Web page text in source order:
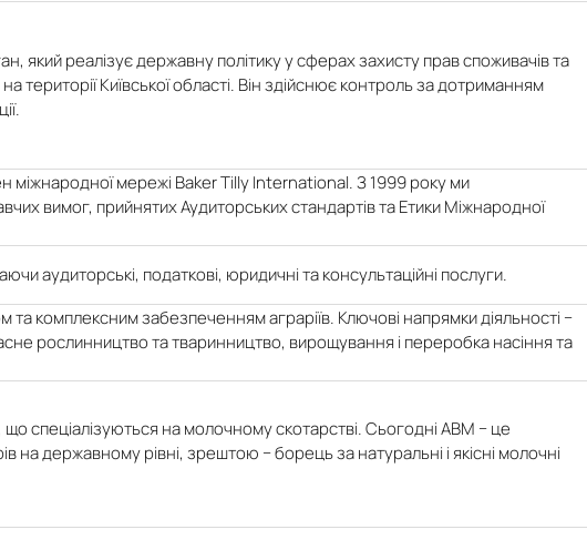
який реалізує державну політику у сферах захисту прав споживачів та
Київської області. Він здійснює контроль за дотриманням
міжнародної мережі Baker Tilly International. З 1999 року ми
вимог, прийнятих Аудиторських стандартів та Етики Міжнародної
аудиторські, податкові, юридичні та консультаційні послуги.
комплексним забезпеченням аграріїв. Ключові напрямки діяльності −
рослинництво та тваринництво, вирощування і переробка насіння та
спеціалізуються на молочному скотарстві. Сьогодні АВМ − це
на державному рівні, зрештою − борець за натуральні і якісні молочні